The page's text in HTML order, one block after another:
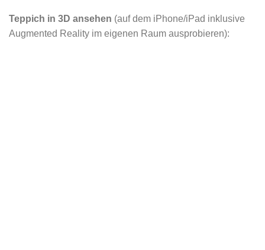
Teppich in 3D ansehen (auf dem iPhone/iPad inklusive
Augmented Reality im eigenen Raum ausprobieren):